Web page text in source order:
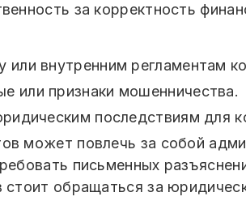
за корректность
или внутренним регламентам
или признаки мошенничества.
последствиям для
может повлечь за собой
письменных
обращаться за